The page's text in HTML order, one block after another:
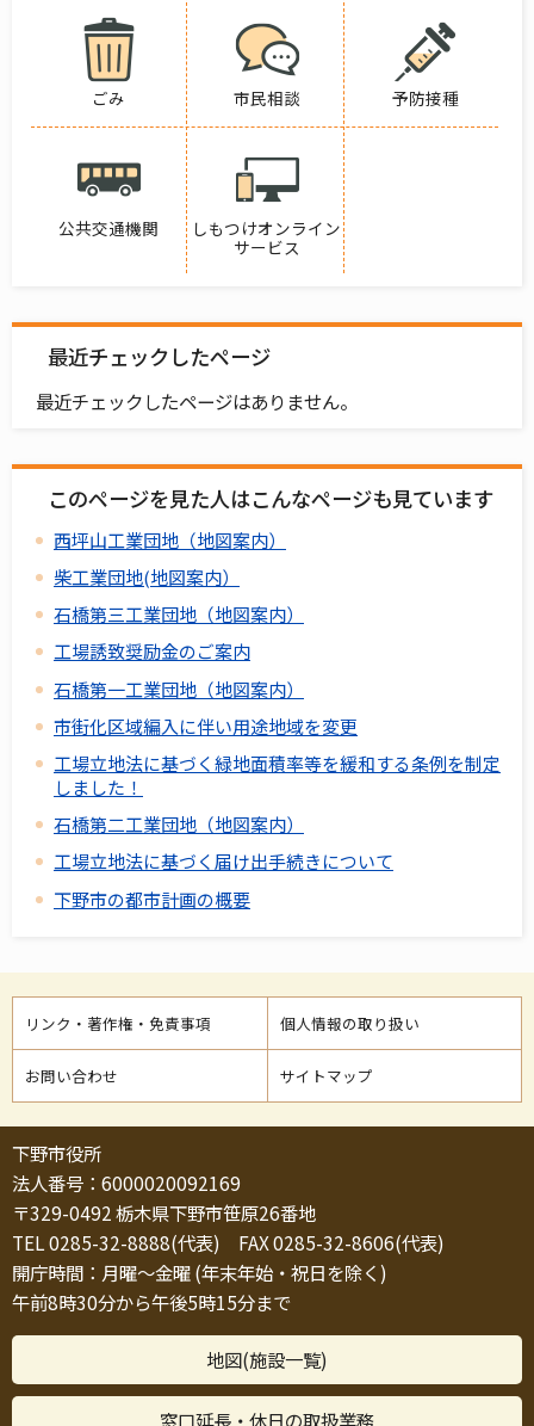
ごみ 市民相談 予防接種
公共交通機関
しもつけオンライン
サービス
最近チェックしたページ
最近チェックしたページはありません。
このページを見た人はこんなページも見ています
西坪山工業団地（地図案内）
柴工業団地(地図案内）
石橋第三工業団地（地図案内）
工場誘致奨励金のご案内
石橋第一工業団地（地図案内）
市街化区域編入に伴い用途地域を変更
工場立地法に基づく緑地面積率等を緩和する条例を制定
しました！
石橋第二工業団地（地図案内）
工場立地法に基づく届け出手続きについて
下野市の都市計画の概要
リンク・著作権・免責事項 個人情報の取り扱い
お問い合わせ サイトマップ
下野市役所
法人番号：6000020092169
〒329-0492 栃木県下野市笹原26番地
TEL 0285-32-8888(代表) FAX 0285-32-8606(代表)
開庁時間：月曜～金曜 (年末年始・祝日を除く)
午前8時30分から午後5時15分まで
地図(施設一覧)
窓口延長・休日の取扱業務